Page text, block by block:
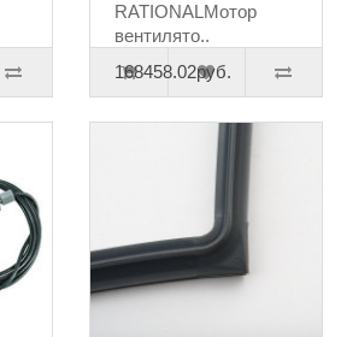
RATIONALМотор
вентилято..
168458.02руб.